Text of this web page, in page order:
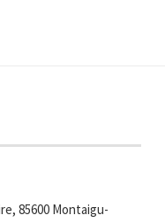
85600 Montaigu-